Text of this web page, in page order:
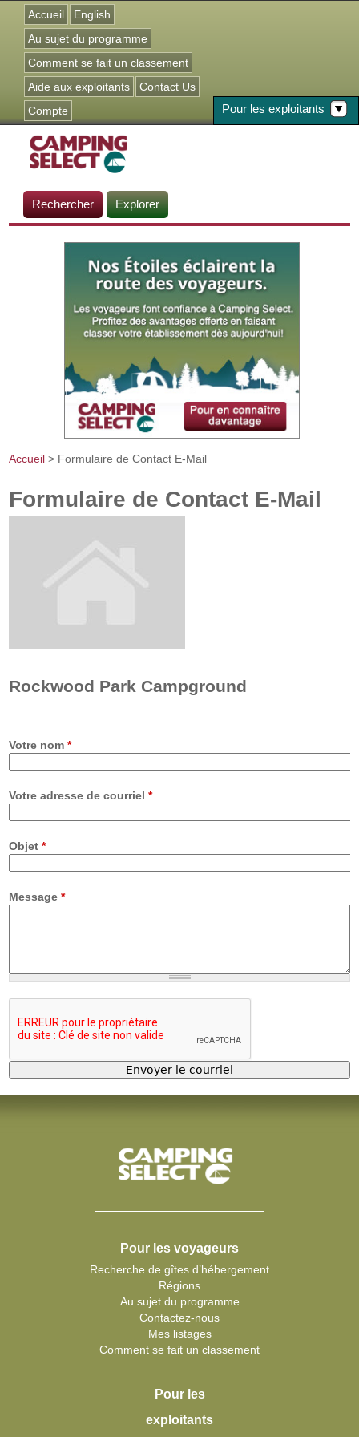
Accueil
English
Au sujet du programme
Pour les exploitants
Comment se fait un classement
Aide aux exploitants
Contact Us
Compte
Rechercher Explorer
Accueil > Formulaire de Contact E-Mail
Formulaire de Contact E-Mail
Rockwood Park Campground
Votre nom*
Votre adresse de courriel*
Objet*
Message*
Pour les voyageurs
Recherche de gîtes d’hébergement
Régions
Au sujet du programme
Contactez-nous
Mes listages
Comment se fait un classement
Pour les
exploitants